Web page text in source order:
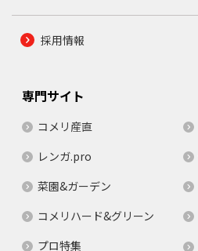
採用情報
専門サイト
コメリ産直
レンガ.pro
菜園&ガーデン
コメリハード&グリーン
プロ特集